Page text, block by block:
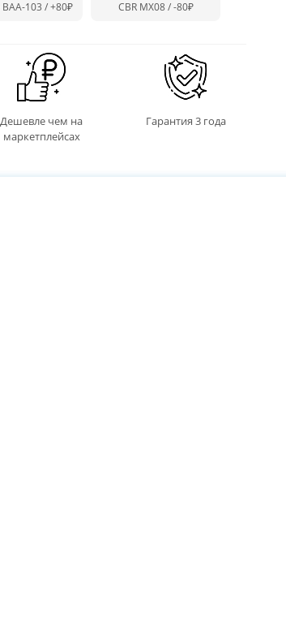
BAA-103 /+80₽ CBR MX08 /-80₽
Дешевле чем на
маркетплейсах
Гарантия 3 года